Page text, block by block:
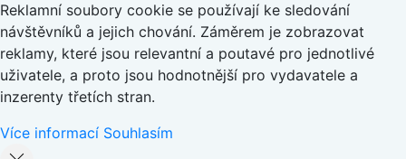
Reklamní soubory cookie se používají ke sledování
návštěvníků a jejich chování. Záměrem je zobrazovat
reklamy, které jsou relevantní a poutavé pro jednotlivé
uživatele, a proto jsou hodnotnější pro vydavatele a
inzerenty třetích stran.
Více informací Souhlasím